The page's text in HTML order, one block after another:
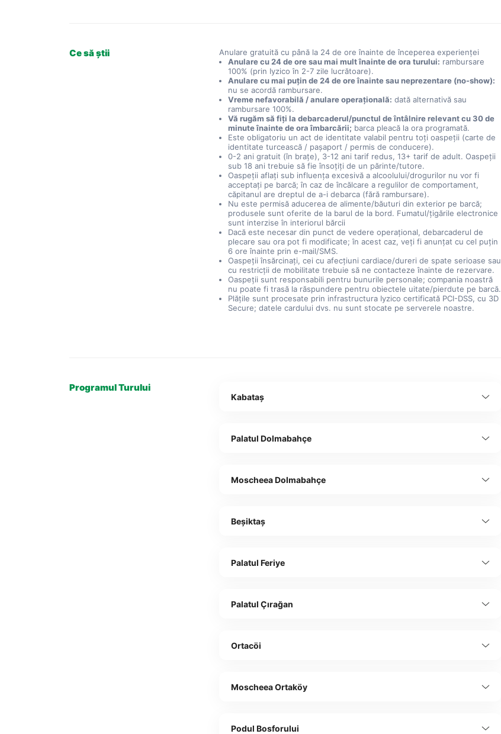
Ce să știi
Anulare gratuită cu până la 24 de ore înainte de începerea experienței
Anulare cu 24 de ore sau mai mult înainte de ora turului: rambursare
100% (prin Iyzico în 2-7 zile lucrătoare).
Anulare cu mai puțin de 24 de ore înainte sau neprezentare (no-show):
nu se acordă rambursare.
Vreme nefavorabilă / anulare operațională: dată alternativă sau
rambursare 100%.
Vă rugăm să fiți la debarcaderul/punctul de întâlnire relevant cu 30 de
minute înainte de ora îmbarcării; barca pleacă la ora programată.
Este obligatoriu un act de identitate valabil pentru toți oaspeții (carte de
identitate turcească / pașaport / permis de conducere).
0-2 ani gratuit (în brațe), 3-12 ani tarif redus, 13+ tarif de adult. Oaspeții
sub 18 ani trebuie să fie însoțiți de un părinte/tutore.
Oaspeții aflați sub influența excesivă a alcoolului/drogurilor nu vor fi
acceptați pe barcă; în caz de încălcare a regulilor de comportament,
căpitanul are dreptul de a-i debarca (fără rambursare).
Nu este permisă aducerea de alimente/băuturi din exterior pe barcă;
produsele sunt oferite de la barul de la bord. Fumatul/țigările electronice
sunt interzise în interiorul bărcii
Dacă este necesar din punct de vedere operațional, debarcaderul de
plecare sau ora pot fi modificate; în acest caz, veți fi anunțat cu cel puțin
6 ore înainte prin e-mail/SMS.
Oaspeții însărcinați, cei cu afecțiuni cardiace/dureri de spate serioase sau
cu restricții de mobilitate trebuie să ne contacteze înainte de rezervare.
Oaspeții sunt responsabili pentru bunurile personale; compania noastră
nu poate fi trasă la răspundere pentru obiectele uitate/pierdute pe barcă.
Plățile sunt procesate prin infrastructura Iyzico certificată PCI-DSS, cu 3D
Secure; datele cardului dvs. nu sunt stocate pe serverele noastre.
Programul Turului
Kabataş
Palatul Dolmabahçe
Moscheea Dolmabahçe
Beșiktaș
Palatul Feriye
Palatul Çırağan
Ortacöi
Moscheea Ortaköy
Podul Bosforului